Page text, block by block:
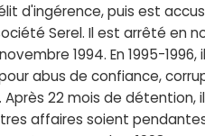
d'ingérence, puis est
Serel. Il est arrêté en
1994. En 1995-
abus de confiance,
Après 22 mois de
affaires soient